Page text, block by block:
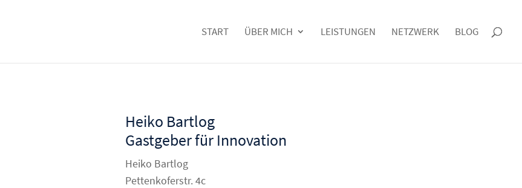
START ÜBER MICH LEISTUNGEN NETZWERK BLOG
Heiko Bartlog
Gastgeber für Innovation
Heiko Bartlog
Pettenkoferstr. 4c